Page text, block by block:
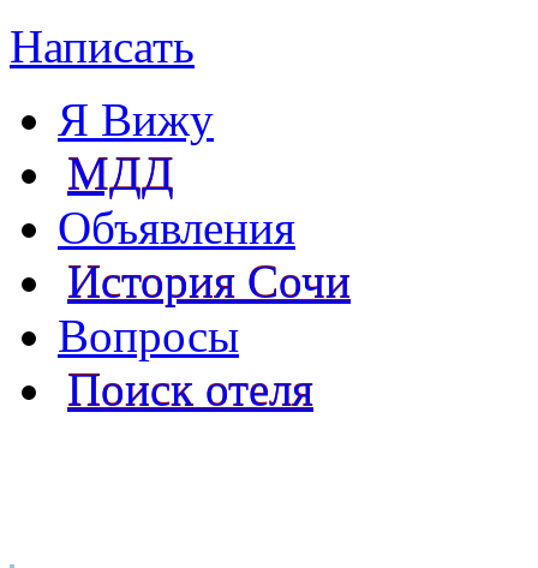
Написать
Я Вижу
МДД
Объявления
История Сочи
Вопросы
Поиск отеля